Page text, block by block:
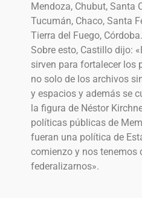
Mendoza, Chubut, Santa
Tucumán, Chaco, Santa
Tierra del Fuego, Córdoba.
Sobre esto, Castillo dijo:
sirven para fortalecer los
no solo de los archivos
y espacios y además se
la figura de Néstor
políticas públicas de
fueran una política de
comienzo y nos tenemos
federalizarnos».